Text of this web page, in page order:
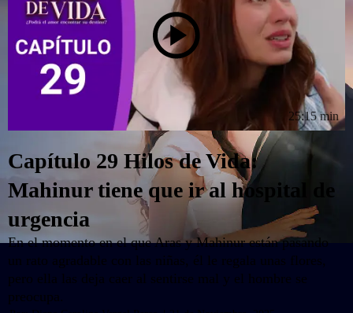
25:15 min
Capítulo 29 Hilos de Vida:
Mahinur tiene que ir al hospital de
urgencia
En el momento en el que Aras y Mahinur están pasando
un rato agradable con las niñas, él le regala unas flores,
pero ella las deja caer al sentirse mal y el hombre se
preocupa.